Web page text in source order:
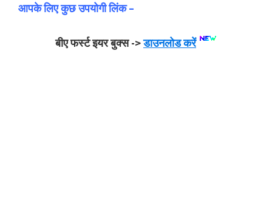
आपके लिए कुछ उपयोगी लिंक –
बीए फर्स्ट इयर बुक्स ->डाउनलोड करें